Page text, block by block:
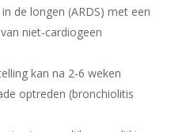
de longen (ARDS) met een
niet-cardiogeen
kan na 2-6 weken
optreden (bronchiolitis